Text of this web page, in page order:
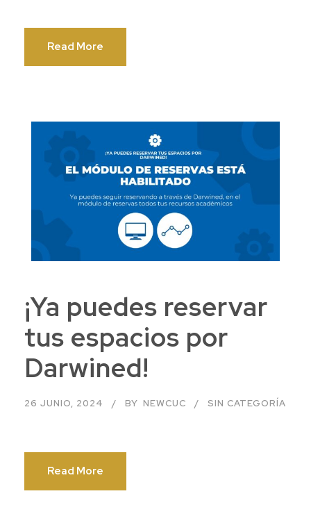
Read More
¡Ya puedes reservar
tus espacios por
Darwined!
26 JUNIO, 2024 BY NEWCUC SIN CATEGORÍA
Read More